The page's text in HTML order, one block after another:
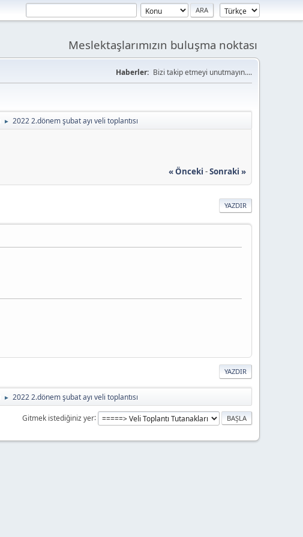
Meslektaşlarımızın buluşma noktası
Haberler: Bizi takip etmeyi unutmayın....
► 2022 2.dönem şubat ayı veli toplantısı
« Önceki -Sonraki »
YAZDIR
YAZDIR
► 2022 2.dönem şubat ayı veli toplantısı
Gitmek istediğiniz yer